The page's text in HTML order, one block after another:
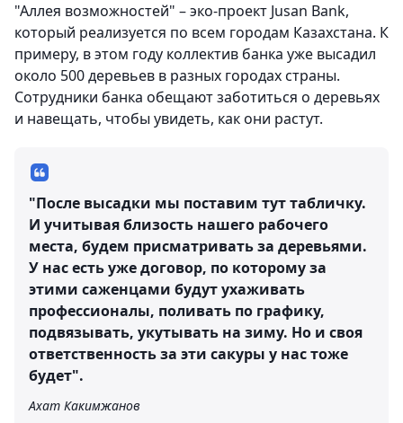
"Аллея возможностей" – эко-проект Jusan Bank,
который реализуется по всем городам Казахстана. К
примеру, в этом году коллектив банка уже высадил
около 500 деревьев в разных городах страны.
Сотрудники банка обещают заботиться о деревьях
и навещать, чтобы увидеть, как они растут.
"После высадки мы поставим тут табличку.
И учитывая близость нашего рабочего
места, будем присматривать за деревьями.
У нас есть уже договор, по которому за
этими саженцами будут ухаживать
профессионалы, поливать по графику,
подвязывать, укутывать на зиму. Но и своя
ответственность за эти сакуры у нас тоже
будет".
Ахат Какимжанов